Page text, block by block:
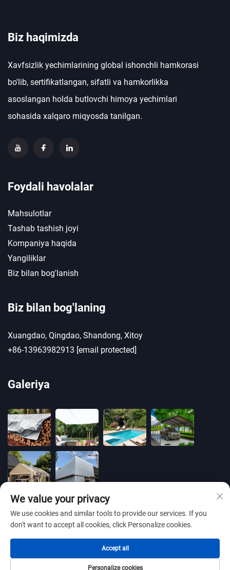
Biz haqimizda
Xavfsizlik yechimlarining global ishonchli hamkorasi
bo'lib, sertifikatlangan, sifatli va hamkorlikka
asoslangan holda butlovchi himoya yechimlari
sohasida xalqaro miqyosda tanilgan.
Foydali havolalar
Mahsulotlar
Tashab tashish joyi
Kompaniya haqida
Yangiliklar
Biz bilan bog'lanish
Biz bilan bog'laning
Xuangdao, Qingdao, Shandong, Xitoy
+86-13963982913 [email protected]
Galeriya
Barcha huquqlar himoyalangan © 2025 BLUE
OCEAN PLASTIC CO.,LTD -Maxfiylik siyosati
We value your privacy
We use cookies and similar tools to provide our services. If you
don't want to accept all cookies, click Personalize cookies.
Personalize cookies
Accept all